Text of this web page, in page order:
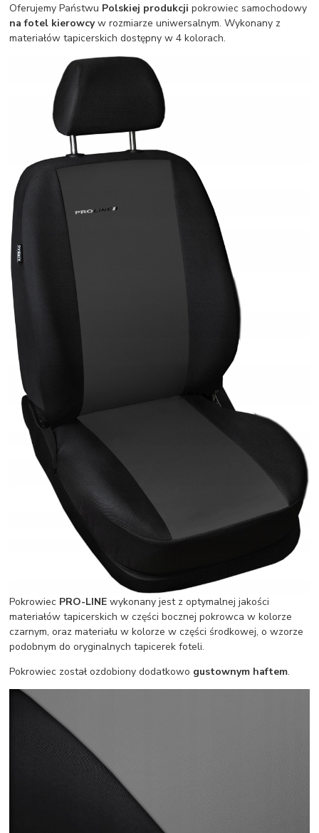
Oferujemy Państwu Polskiej produkcjipokrowiec samochodowy
na fotel kierowcyw rozmiarze uniwersalnym. Wykonany z
materiałów tapicerskich dostępny w 4 kolorach.
Pokrowiec PRO-LINE wykonany jest z optymalnej jakości
materiałów tapicerskich w części bocznej pokrowca w kolorze
czarnym, oraz materiału w kolorze w części środkowej, o wzorze
podobnym do oryginalnych tapicerek foteli.
Pokrowiec został ozdobiony dodatkowo gustownym haftem.